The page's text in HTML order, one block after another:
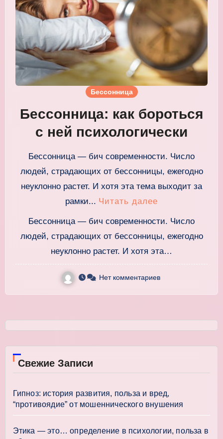
Бессонница
Бессонница: как бороться
с ней психологически
Бессонница — бич современности. Число
людей, страдающих от бессонницы, ежегодно
неуклонно растет. И хотя эта тема выходит за
рамки... Читать далее
Бессонница — бич современности. Число
людей, страдающих от бессонницы, ежегодно
неуклонно растет. И хотя эта…
Нет комментариев
Свежие Записи
Гипноз: история развития, польза и вред,
“противоядие” от мошеннического внушения
Этика — это… определение в психологии, польза в